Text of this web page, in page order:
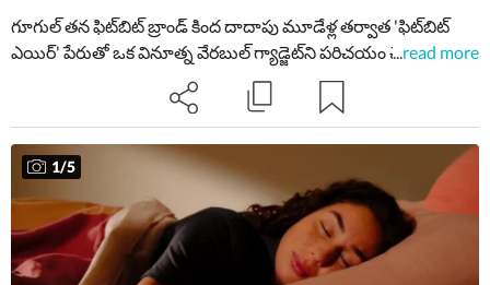
గూగుల్ తన ఫిట్‌బిట్ బ్రాండ్ కింద దాదాపు మూడేళ్ల తర్వాత 'ఫిట్‌బిట్
ఎయిర్' పేరుతో ఒక వినూత్న వేరబుల్ గ్యాడ్జెట్​ని పరిచయం చేసింది.
స్మార్ట్‌వాచ్‌ లాంటి భారీ డిజైన్లకు భిన్నంగా, స్క్రీన్ లేని ఈ కాంపాక్ట్ ట్రాకర్
కేవలం ఆరోగ్యం, నిద్రను మానిటర్ చేయడంపైనే దృష్టి పెడుతుంది.
వివరాల్లోకి వెళితే..
...read more
1/5